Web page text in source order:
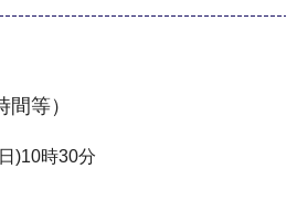
等）
)10時30分